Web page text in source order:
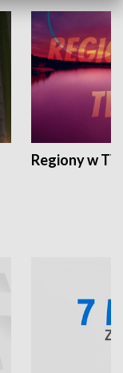
Regiony w